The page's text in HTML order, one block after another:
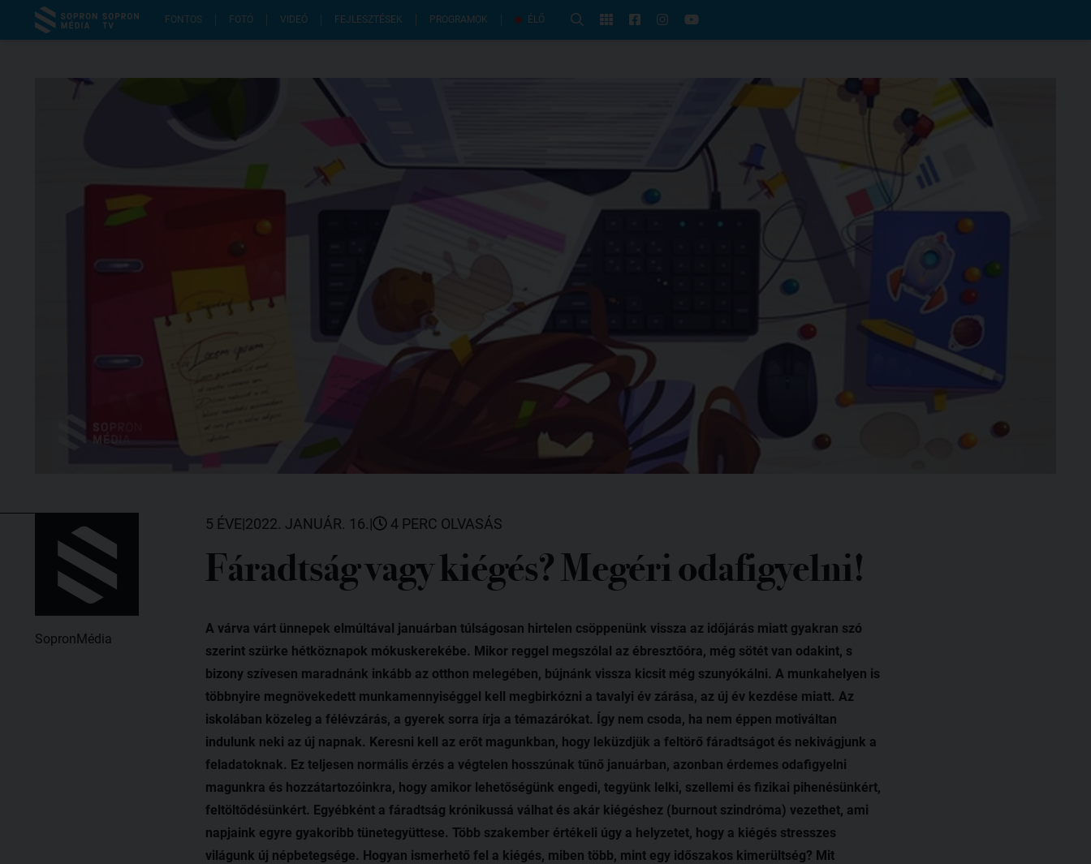
FONTOS FOTÓ VIDEÓ FEJLESZTÉSEK PROGRAMOK ÉLŐ
SopronMédia
5 ÉVE|2022. JANUÁR. 16.| 4 PERC OLVASÁS
Fáradtság vagy kiégés? Megéri odafigyelni!
A várva várt ünnepek elmúltával januárban túlságosan hirtelen csöppenünk vissza az időjárás miatt gyakran szó
szerint szürke hétköznapok mókuskerekébe. Mikor reggel megszólal az ébresztőóra, még sötét van odakint, s
bizony szívesen maradnánk inkább az otthon melegében, bújnánk vissza kicsit még szunyókálni. A munkahelyen is
többnyire megnövekedett munkamennyiséggel kell megbirkózni a tavalyi év zárása, az új év kezdése miatt. Az
iskolában közeleg a félévzárás, a gyerek sorra írja a témazárókat. Így nem csoda, ha nem éppen motiváltan
indulunk neki az új napnak. Keresni kell az erőt magunkban, hogy leküzdjük a feltörő fáradtságot és nekivágjunk a
feladatoknak. Ez teljesen normális érzés a végtelen hosszúnak tűnő januárban, azonban érdemes odafigyelni
magunkra és hozzátartozóinkra, hogy amikor lehetőségünk engedi, tegyünk lelki, szellemi és fizikai pihenésünkért,
feltöltődésünkért. Egyébként a fáradtság krónikussá válhat és akár kiégéshez (burnout szindróma) vezethet, ami
napjaink egyre gyakoribb tünetegyüttese. Több szakember értékeli úgy a helyzetet, hogy a kiégés stresszes
világunk új népbetegsége. Hogyan ismerhető fel a kiégés, miben több, mint egy időszakos kimerültség? Mit